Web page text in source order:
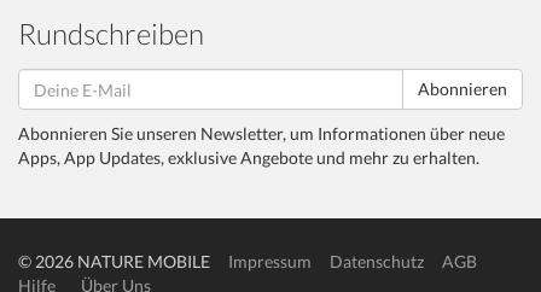
Rundschreiben
Abonnieren
Abonnieren Sie unseren Newsletter, um Informationen über neue
Apps, App Updates, exklusive Angebote und mehr zu erhalten.
© 2026 NATURE MOBILE Impressum Datenschutz
AGB
Hilfe
Über Uns